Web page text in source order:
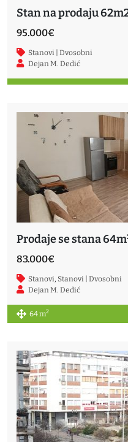
Stan na prodaju
95.000€
Stanovi | Dvosobni
Dejan M. Dedić
Prodaje se stana
83.000€
Stanovi Stanovi | Dvosobni
Dejan M. Dedić
64 m2